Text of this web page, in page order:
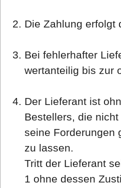
Die Zahlung erfolgt
Bei fehlerhafter
wertanteilig bis zur
Der Lieferant ist
Bestellers, die
seine Forderungen
zu lassen.
Tritt der Lieferant
1 ohne dessen